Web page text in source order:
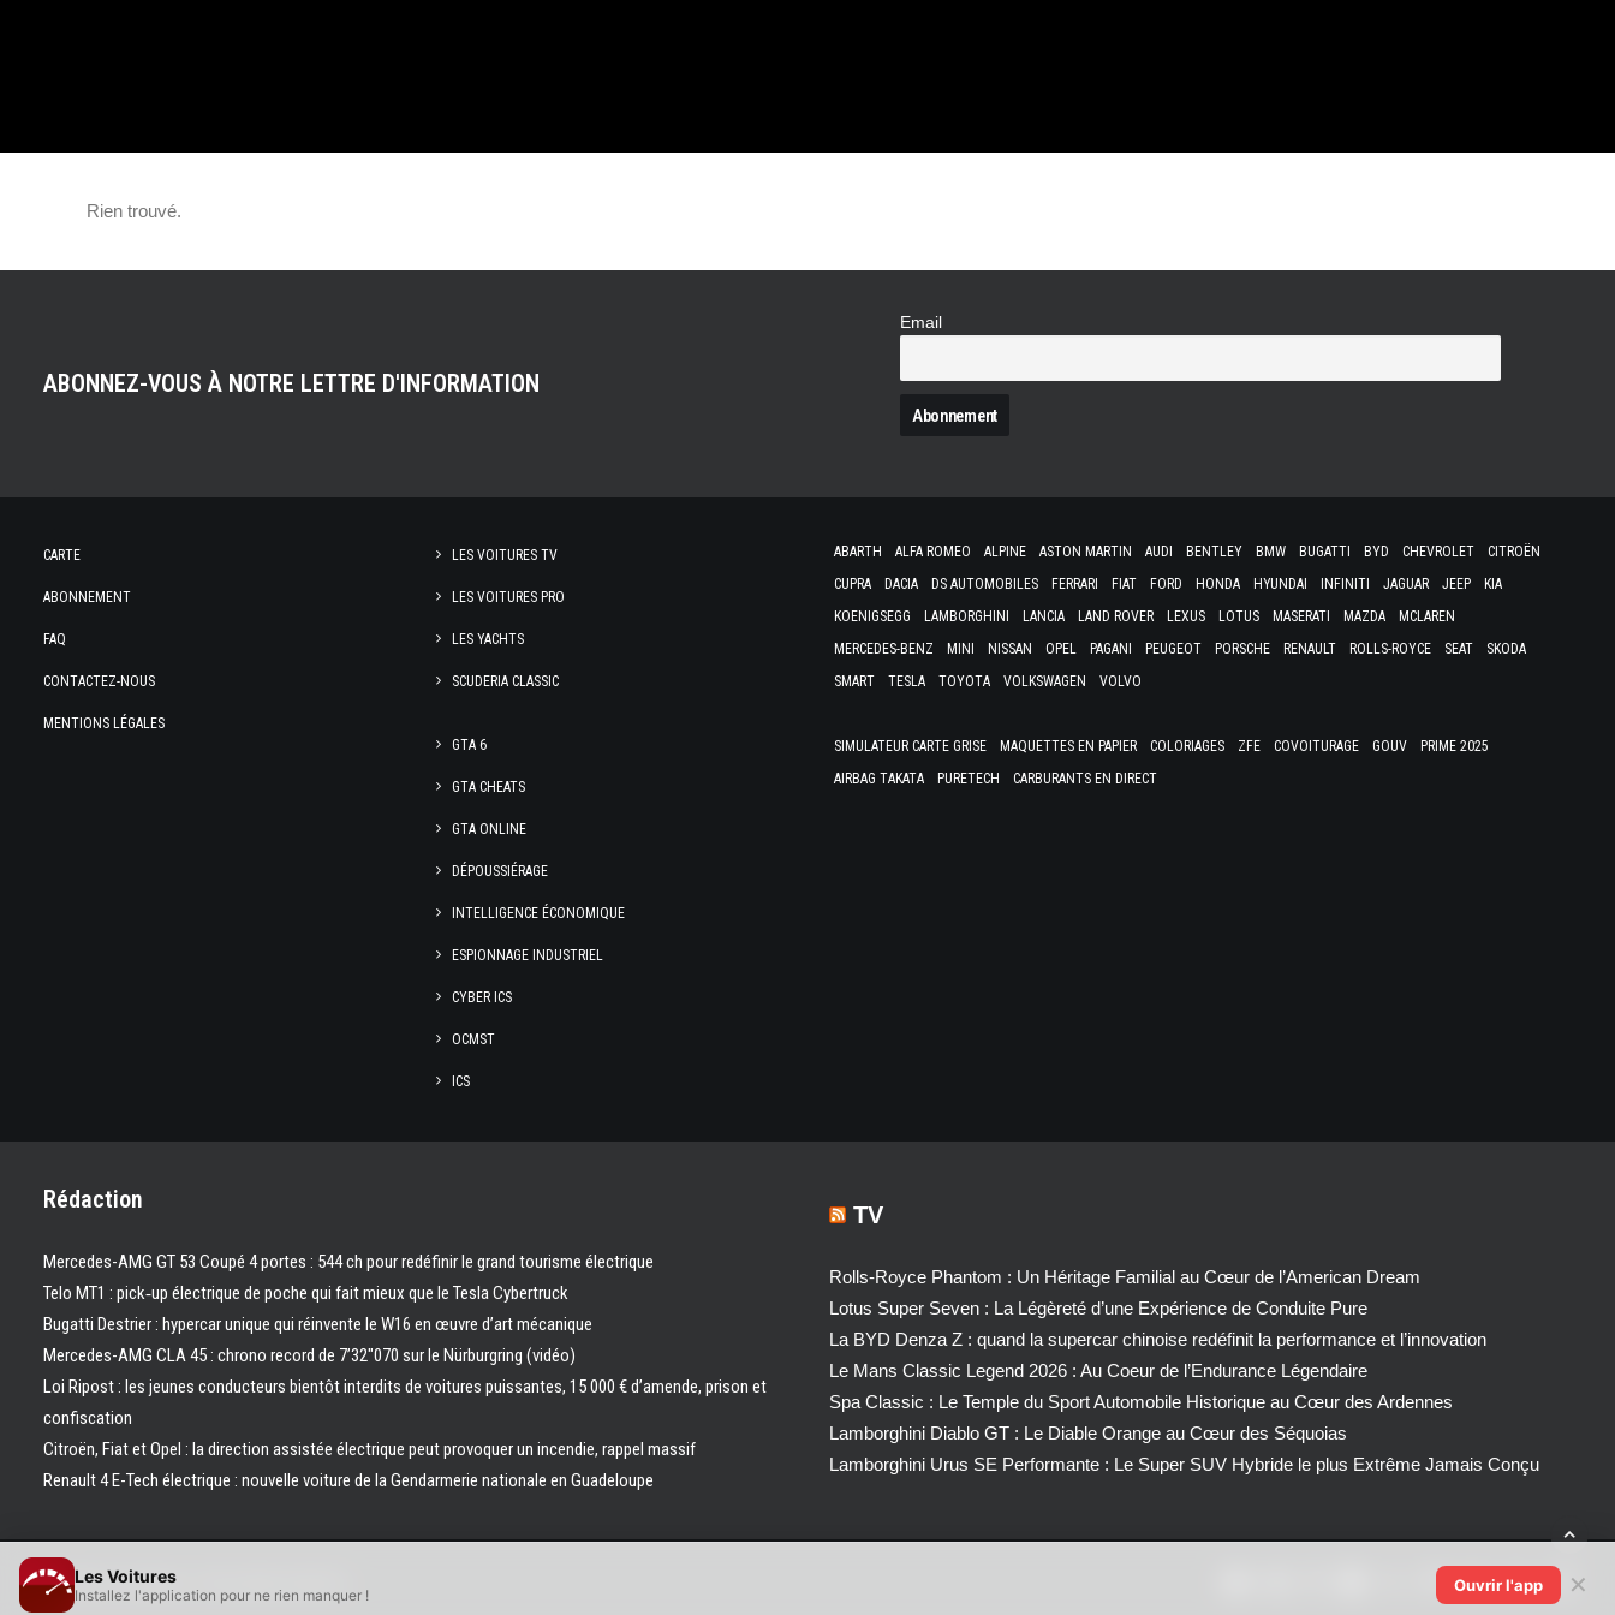
HENNESSEY !
Rien trouvé.
ABONNEZ-VOUS À NOTRE LETTRE D'INFORMATION
Email
CARTE
ABONNEMENT
FAQ
CONTACTEZ-NOUS
MENTIONS LÉGALES
LES VOITURES TV
LES VOITURES PRO
LES YACHTS
SCUDERIA CLASSIC
GTA 6
GTA CHEATS
GTA ONLINE
DÉPOUSSIÉRAGE
INTELLIGENCE ÉCONOMIQUE
ESPIONNAGE INDUSTRIEL
CYBER ICS
OCMST
ICS
ABARTH ALFA ROMEO ALPINE ASTON MARTIN AUDI BENTLEY BMW BUGATTI BYD CHEVROLET
CITROËN
CUPRA
DACIA DS AUTOMOBILES FERRARI FIAT FORD HONDA HYUNDAI INFINITI JAGUAR JEEP
KIA
KOENIGSEGG
LAMBORGHINI LANCIA LAND ROVER LEXUS LOTUS MASERATI MAZDA
MCLAREN
MERCEDES-BENZ
MINI NISSAN OPEL PAGANI PEUGEOT PORSCHE RENAULT ROLLS-ROYCE SEAT
SKODA
SMART
TESLA TOYOTA VOLKSWAGEN VOLVO
SIMULATEUR CARTE GRISE MAQUETTES EN PAPIER COLORIAGES ZFE COVOITURAGE GOUV
PRIME 2025
AIRBAG TAKATA
PURETECH CARBURANTS EN DIRECT
Rédaction
Mercedes-AMG GT 53 Coupé 4 portes : 544 ch pour redéfinir le grand tourisme électrique
Telo MT1 : pick‑up électrique de poche qui fait mieux que le Tesla Cybertruck
Bugatti Destrier : hypercar unique qui réinvente le W16 en œuvre d’art mécanique
Mercedes-AMG CLA 45 : chrono record de 7’32″070 sur le Nürburgring (vidéo)
Loi Ripost : les jeunes conducteurs bientôt interdits de voitures puissantes, 15 000 € d’amende, prison et
confiscation
Citroën, Fiat et Opel : la direction assistée électrique peut provoquer un incendie, rappel massif
Renault 4 E-Tech électrique : nouvelle voiture de la Gendarmerie nationale en Guadeloupe
TV
Rolls-Royce Phantom : Un Héritage Familial au Cœur de l’American Dream
Lotus Super Seven : La Légèreté d’une Expérience de Conduite Pure
La BYD Denza Z : quand la supercar chinoise redéfinit la performance et l’innovation
Le Mans Classic Legend 2026 : Au Coeur de l’Endurance Légendaire
Spa Classic : Le Temple du Sport Automobile Historique au Cœur des Ardennes
Lamborghini Diablo GT : Le Diable Orange au Cœur des Séquoias
Lamborghini Urus SE Performante : Le Super SUV Hybride le plus Extrême Jamais Conçu
© 2026 Les Voitures. | Tous droits réservés.
Les Voitures
Installez l'application pour ne rien manquer !
Ouvrir l'app ✕